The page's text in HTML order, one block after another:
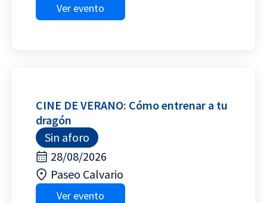
Ver evento
CINE DE VERANO: Cómo entrenar a tu
dragón
Sin aforo
28/08/2026
Paseo Calvario
Ver evento